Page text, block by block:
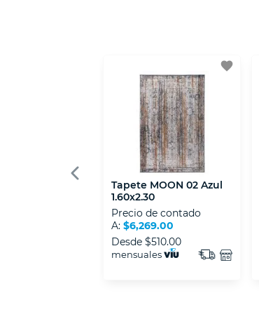
favorite
Tapete MOON 02 Azul
1.60x2.30
Precio de contado
A: $6,269.00
Desde $510.00
mensuales